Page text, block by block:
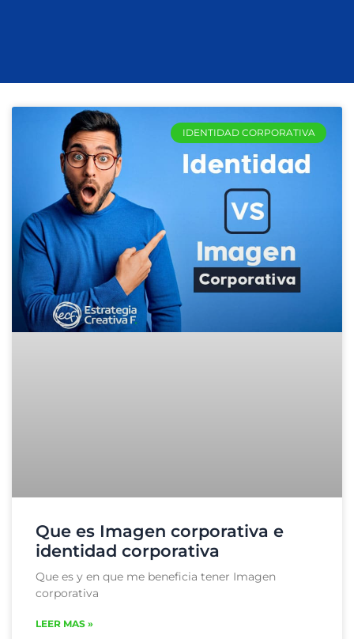
IDENTIDAD CORPORATIVA
Que es Imagen corporativa e
identidad corporativa
Que es y en que me beneficia tener Imagen
corporativa
LEER MAS »